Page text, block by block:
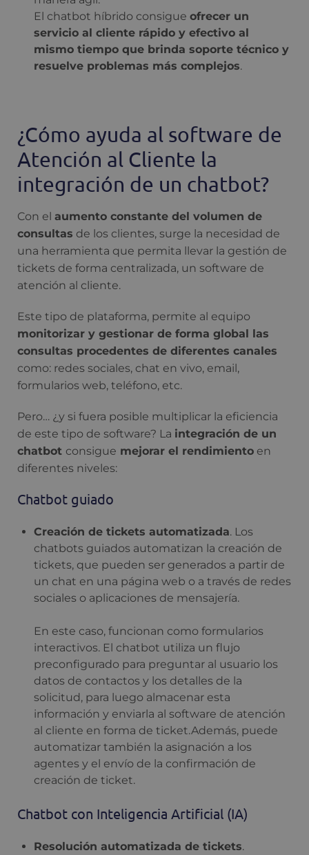
El chatbot híbrido consigue ofrecer un
servicio al cliente rápido y efectivo al
mismo tiempo que brinda soporte técnico y
resuelve problemas más complejos.
¿Cómo ayuda al software de
Atención al Cliente la
integración de un chatbot?
Con el aumento constante del volumen de
consultas de los clientes, surge la necesidad de
una herramienta que permita llevar la gestión de
tickets de forma centralizada, un software de
atención al cliente.
Este tipo de plataforma, permite al equipo
monitorizar y gestionar de forma global las
consultas procedentes de diferentes canales
como: redes sociales, chat en vivo, email,
formularios web, teléfono, etc.
Pero… ¿y si fuera posible multiplicar la eficiencia
de este tipo de software? La integración de un
chatbot consigue mejorar el rendimiento en
diferentes niveles:
Chatbot guiado
Creación de tickets automatizada. Los
chatbots guiados automatizan la creación de
tickets, que pueden ser generados a partir de
un chat en una página web o a través de redes
sociales o aplicaciones de mensajería.
En este caso, funcionan como formularios
interactivos. El chatbot utiliza un flujo
preconfigurado para preguntar al usuario los
datos de contactos y los detalles de la
solicitud, para luego almacenar esta
información y enviarla al software de atención
al cliente en forma de ticket.Además, puede
automatizar también la asignación a los
agentes y el envío de la confirmación de
creación de ticket.
Chatbot con Inteligencia Artificial (IA)
Resolución automatizada de tickets.